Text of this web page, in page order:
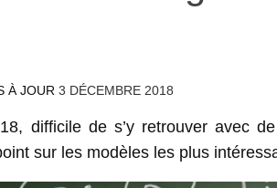
À JOUR 3 DÉCEMBRE 2018
difficile de s’y retrouver avec
sur les modèles les plus